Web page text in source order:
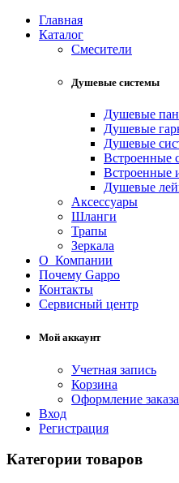
Главная
Каталог
Смесители
Душевые системы
Душевые
Душевые
Душевые
Встроенные
Встроенные
Душевые
Аксессуары
Шланги
Трапы
Зеркала
О Компании
Почему Gappo
Контакты
Сервисный центр
Мой аккаунт
Учетная запись
Корзина
Оформление заказа
Вход
Регистрация
Категории товаров